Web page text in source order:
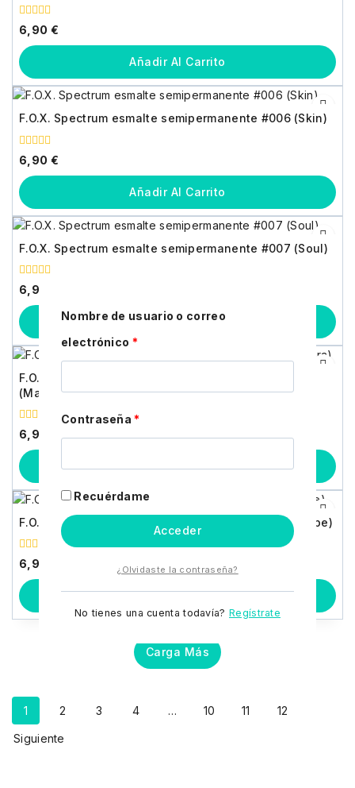
0
fuera
de
5
6,90 €
Añadir Al Carrito
F.O.X. Spectrum esmalte semipermanente #006 (Skin)
0
fuera
de
5
6,90 €
Añadir Al Carrito
F.O.X. Spectrum esmalte semipermanente #007 (Soul)
0
fuera
de
5
6,90
Añadir Al Carrito
F.O.X. Spectrum esmalte semipermanente #008
(Mantra)
0
fuera
de
5
6,90
Añadir Al Carrito
F.O.X. Spectrum esmalte semipermanente #009 (Hope)
0
fuera
de
5
6,90
Añadir Al Carrito
Carga Más
1 2 3 4 … 10 11 12
Siguiente
Nombre de usuario o correo
electrónico *
Contraseña*
Recuérdame
Acceder
¿Olvidaste la contraseña?
No tienes una cuenta todavía? Regístrate